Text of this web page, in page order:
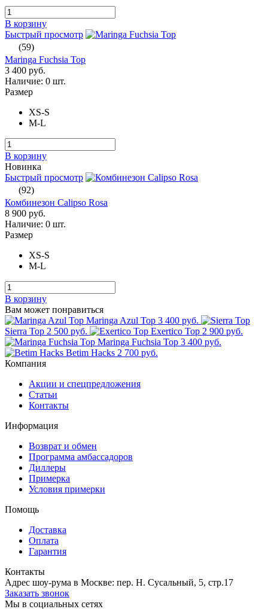
В корзину
Быстрый просмотр
(59)
Maringa Fuchsia Top
3 400 руб.
Наличие: 0 шт.
Размер
XS-S
M-L
В корзину
Новинка
Быстрый просмотр
(92)
Комбинезон Calipso Rosa
8 900 руб.
Наличие: 0 шт.
Размер
XS-S
M-L
В корзину
Вам может понравиться
Maringa Azul Top 3 400 руб.
Sierra Top 2 500 руб. Exertico Top 2 900 руб.
Maringa Fuchsia Top 3 400 руб.
Betim Hacks 2 700 руб.
Компания
Акции и спецпредложения
Статьи
Контакты
Информация
Возврат и обмен
Программа амбассадоров
Диллеры
Примерка
Условия примерки
Помощь
Доставка
Оплата
Гарантия
Контакты
Адрес шоу-рума в Москве: пер. Н. Сусальный, 5, стр.17
Заказать звонок
Мы в социальных сетях